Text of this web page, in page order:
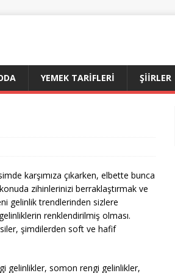
YEMEK TARIFLERI ŞIIRLER
karşımıza çıkarken, elbette bunca
zihinlerinizi berraklaştırmak ve
gelinlik trendlerinden sizlere
renklendirilmiş olması.
şimdilerden soft ve hafif
gelinlikler, somon rengi gelinlikler,